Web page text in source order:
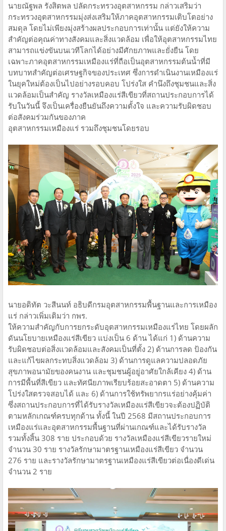
นายณัฐพล รังสิตพล ปลัดกระทรวงอุตสาหกรรม กล่าวเสริมว่า
กระทรวงอุตสาหกรรมมุ่งส่งเสริมให้ภาคอุตสาหกรรมเติบโตอย่าง
สมดุล โดยไม่เพียงมุ่งสร้างผลประกอบการเท่านั้น แต่ยังให้ความ
สำคัญต่อคุณค่าทางสังคมและสิ่งแวดล้อม เพื่อให้อุตสาหกรรมไทย
สามารถแข่งขันบนเวทีโลกได้อย่างมีศักยภาพและยั่งยืน โดย
เฉพาะภาคอุตสาหกรรมเหมืองแร่ที่ถือเป็นอุตสาหกรรมต้นน้ำที่มี
บทบาทสำคัญต่อเศรษฐกิจของประเทศ ซึ่งการดำเนินงานเหมืองแร่
ในยุคใหม่ต้องเป็นไปอย่างรอบคอบ โปร่งใส คำนึงถึงชุมชนและสิ่ง
แวดล้อมเป็นสำคัญ รางวัลเหมืองแร่สีเขียวที่สถานประกอบการได้
รับในวันนี้ จึงเป็นเครื่องยืนยันถึงความตั้งใจ และความรับผิดชอบ
ต่อสังคมร่วมกันของภาค
อุตสาหกรรมเหมืองแร่ รวมถึงชุมชนโดยรอบ
นายอดิทัต วะสีนนท์ อธิบดีกรมอุตสาหกรรมพื้นฐานและการเหมือง
แร่ กล่าวเพิ่มเติมว่า กพร.
ให้ความสำคัญกับการยกระดับอุตสาหกรรมเหมืองแร่ไทย โดยผลัก
ดันนโยบายเหมืองแร่สีเขียว แบ่งเป็น 6 ด้าน ได้แก่ 1) ด้านความ
รับผิดชอบต่อสิ่งแวดล้อมและสังคมเป็นที่ตั้ง 2) ด้านการลด ป้องกัน
และแก้ไขผลกระทบสิ่งแวดล้อม 3) ด้านการดูแลความปลอดภัย
สุขภาพอนามัยของคนงาน และชุมชนผู้อยู่อาศัยใกล้เคียง 4) ด้าน
การมีพื้นที่สีเขียว และทัศนียภาพเรียบร้อยสะอาดตา 5) ด้านความ
โปร่งใสตรวจสอบได้ และ 6) ด้านการใช้ทรัพยากรแร่อย่างคุ้มค่า
ซึ่งสถานประกอบการที่ได้รับรางวัลเหมืองแร่สีเขียวจะต้องปฏิบัติ
ตามหลักเกณฑ์ครบทุกด้าน ทั้งนี้ ในปี 2568 มีสถานประกอบการ
เหมืองแร่และอุตสาหกรรมพื้นฐานที่ผ่านเกณฑ์และได้รับรางวัล
รวมทั้งสิ้น 308 ราย ประกอบด้วย รางวัลเหมืองแร่สีเขียวรายใหม่
จำนวน 30 ราย รางวัลรักษามาตรฐานเหมืองแร่สีเขียว จำนวน
276 ราย และรางวัลรักษามาตรฐานเหมืองแร่สีเขียวต่อเนื่องดีเด่น
จำนวน 2 ราย